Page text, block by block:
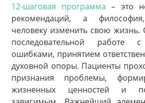
12-шаговая программа – это
рекомендаций, а
человеку изменить свою жизнь.
последовательной работе
ошибками, принятием
духовной опоры. Пациенты
признания проблемы,
жизненных ценностей и